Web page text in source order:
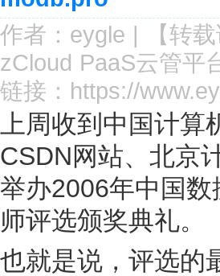
作者： eygle | 【转
zCloud PaaS云管平
链接： https://
上周收到中国计
CSDN网站、北京
举办2006年中国
师评选颁奖典礼。
也就是说，评选的